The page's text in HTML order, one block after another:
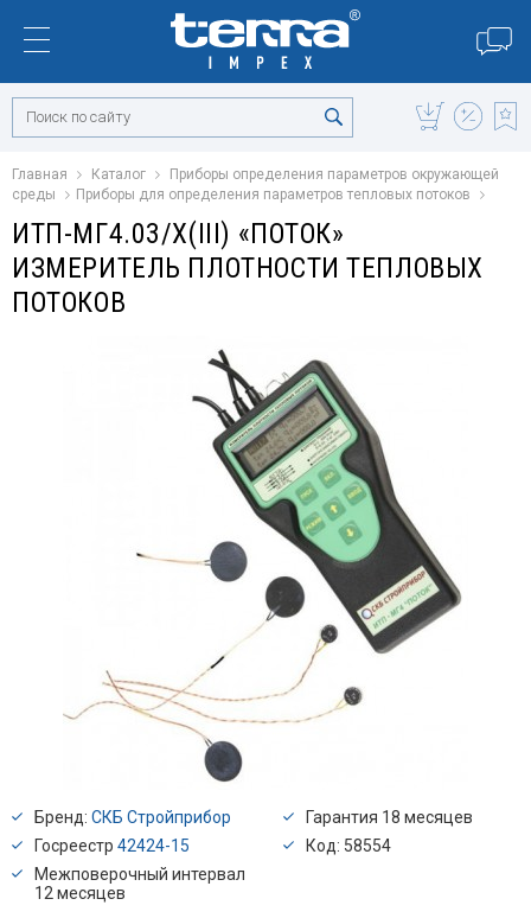
Главная Каталог
Приборы определения параметров окружающей
среды
Приборы для определения параметров тепловых потоков
ИТП-МГ4.03/Х(III) «ПОТОК»
ИЗМЕРИТЕЛЬ ПЛОТНОСТИ ТЕПЛОВЫХ
ПОТОКОВ
Бренд: СКБ Стройприбор
Госреестр 42424-15
Межповерочный интервал
12 месяцев
Гарантия 18 месяцев
Код: 58554